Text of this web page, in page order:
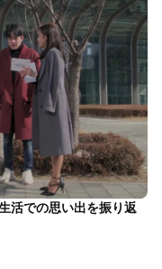
活での思い出を振り返